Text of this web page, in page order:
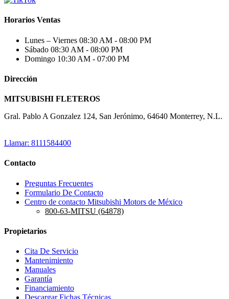
Horarios Ventas
Lunes – Viernes 08:30 AM - 08:00 PM
Sábado 08:30 AM - 08:00 PM
Domingo 10:30 AM - 07:00 PM
Dirección
MITSUBISHI FLETEROS
Gral. Pablo A Gonzalez 124, San Jerónimo, 64640 Monterrey, N.L.
Llamar: 8111584400
Contacto
Preguntas Frecuentes
Formulario De Contacto
Centro de contacto Mitsubishi Motors de México
800-63-MITSU (64878)
Propietarios
Cita De Servicio
Mantenimiento
Manuales
Garantía
Financiamiento